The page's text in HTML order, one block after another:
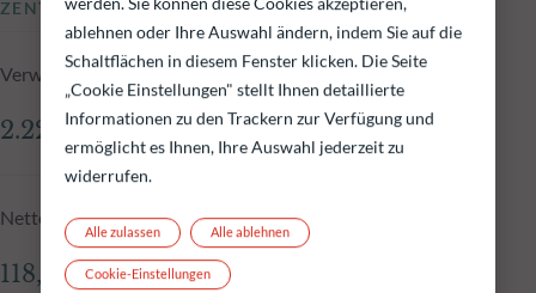
ZENTRALE KENNZAHLEN
Verwaltetes Fondsvolumen zum 05.08.2026
2.229,15 Mio.€
Nettoinventarwert zum 05.08.2026
118,41 €
ablehnen oder Ihre Auswahl ändern, indem Sie auf die
Schaltflächen in diesem Fenster klicken. Die Seite
„Cookie Einstellungen" stellt Ihnen detaillierte
Informationen zu den Trackern zur Verfügung und
ermöglicht es Ihnen, Ihre Auswahl jederzeit zu
widerrufen.
Alle ablehnen
Alle zulassen
Cookie-Einstellungen